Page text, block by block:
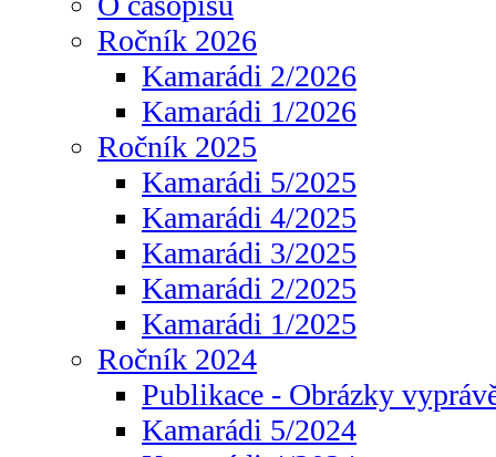
Ročník 2026
Kamarádi 2/2026
Kamarádi 1/2026
Ročník 2025
Kamarádi 5/2025
Kamarádi 4/2025
Kamarádi 3/2025
Kamarádi 2/2025
Kamarádi 1/2025
Ročník 2024
Publikace - Obrázky
Kamarádi 5/2024